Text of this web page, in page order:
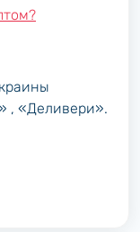
, «Деливери».